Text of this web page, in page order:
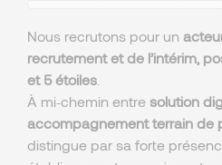
Nous recrutons pour un
recrutement et de l’intérim,
et 5 étoiles
À mi‑chemin entre solution
accompagnement terrain de
distingue par sa forte